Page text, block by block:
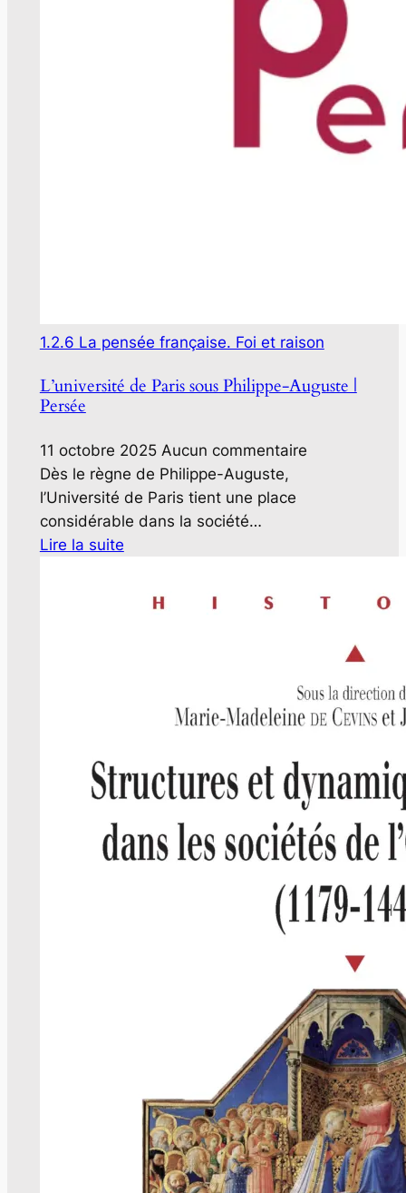
1.2.6 La pensée française. Foi et raison
L’université de Paris sous Philippe-Auguste |
Persée
11 octobre 2025 Aucun commentaire
Dès le règne de Philippe-Auguste,
l’Université de Paris tient une place
considérable dans la société…
Lire la suite